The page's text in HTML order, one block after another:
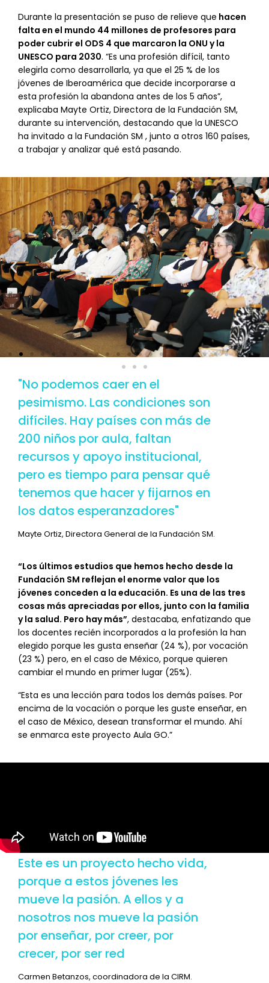
Durante la presentación se puso de relieve que hacen
falta en el mundo 44 millones de profesores para
poder cubrir el ODS 4 que marcaron la ONU y la
UNESCO para 2030. “Es una profesión difícil, tanto
elegirla como desarrollarla, ya que el 25 % de los
jóvenes de Iberoamérica que decide incorporarse a
esta profesión la abandona antes de los 5 años”,
explicaba Mayte Ortiz, Directora de la Fundación SM,
durante su intervención, destacando que la UNESCO
ha invitado a la Fundación SM , junto a otros 160 países,
a trabajar y analizar qué está pasando.
"No podemos caer en el
pesimismo. Las condiciones son
difíciles. Hay países con más de
200 niños por aula, faltan
recursos y apoyo institucional,
pero es tiempo para pensar qué
tenemos que hacer y fijarnos en
los datos esperanzadores"
Mayte Ortiz, Directora General de la Fundación SM.
“Los últimos estudios que hemos hecho desde la
Fundación SM reflejan el enorme valor que los
jóvenes conceden a la educación. Es una de las tres
cosas más apreciadas por ellos, junto con la familia
y la salud. Pero hay más”, destacaba, enfatizando que
los docentes recién incorporados a la profesión la han
elegido porque les gusta enseñar (24 %), por vocación
(23 %) pero, en el caso de México, porque quieren
cambiar el mundo en primer lugar (25%).
“Esta es una lección para todos los demás países. Por
encima de la vocación o porque les guste enseñar, en
el caso de México, desean transformar el mundo. Ahí
se enmarca este proyecto Aula GO.”
Este es un proyecto hecho vida,
porque a estos jóvenes les
mueve la pasión. A ellos y a
nosotros nos mueve la pasión
por enseñar, por creer, por
crecer, por ser red
Carmen Betanzos, coordinadora de la CIRM.